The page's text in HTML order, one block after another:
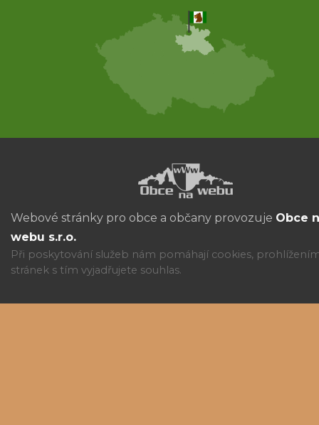
Webové stránky pro obce a občany provozuje Obce
webu s.r.o.
Při poskytování služeb nám pomáhají cookies,
stránek s tím vyjadřujete souhlas.